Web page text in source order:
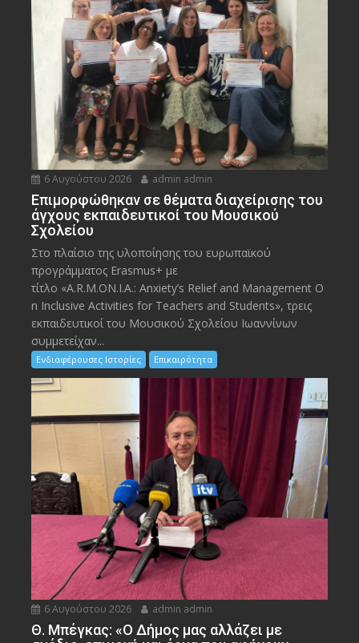
6 Αυγούστου 2026 admin admin
Eπιμορφώθηκαν σε θέματα διαχείρισης του
άγχους εκπαιδευτικοί του Μουσικού
Σχολείου
Στο πλαίσιο της υλοποίησης του ευρωπαϊκού
προγράμματος Erasmus+ με
τίτλο «A.R.M.ON.I.A.: Anxiety’s Relief and Management O
n Inclusive Activities for Teachers and Students», τρεις
εκπαιδευτικοί του Μουσικού Σχολείου Ιωαννίνων
συμμετείχαν...
Ενδιαφέρουσες Ιστορίες Επικαιρότητα
6 Αυγούστου 2026 admin admin
Θ. Μπέγκας: «Ο Δήμος μας αλλάζει με